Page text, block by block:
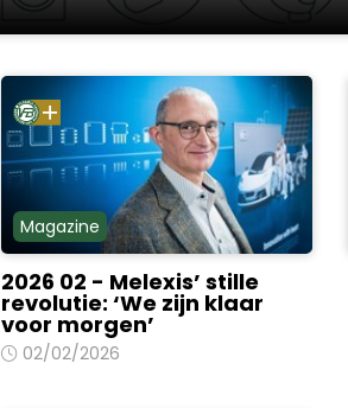
Magazine
2026 02 - Melexis’ stille
revolutie: ‘We zijn klaar
voor morgen’
02/02/2026